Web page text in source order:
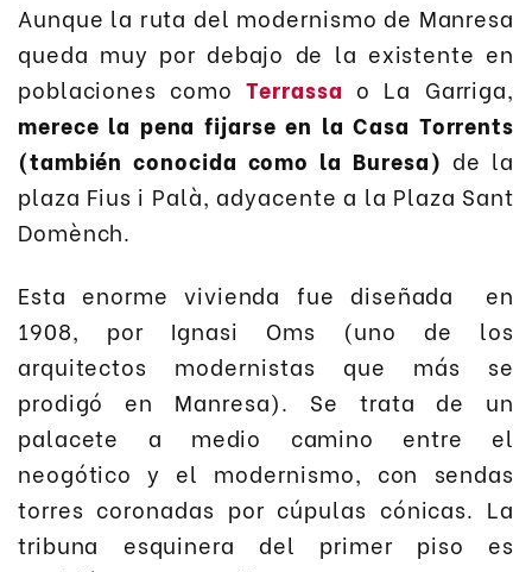
Aunque la ruta del modernismo de Manresa
queda muy por debajo de la existente en
poblaciones comoTerrassa o La Garriga,
merece la pena fijarse en la Casa Torrents
(también conocida como la Buresa) de la
plaza Fius i Palà, adyacente a la Plaza Sant
Domènch.
Esta enorme vivienda fue diseñada en
1908, por Ignasi Oms (uno de los
arquitectos modernistas que más se
prodigó en Manresa). Se trata de un
palacete a medio camino entre el
neogótico y el modernismo, con sendas
torres coronadas por cúpulas cónicas. La
tribuna esquinera del primer piso es